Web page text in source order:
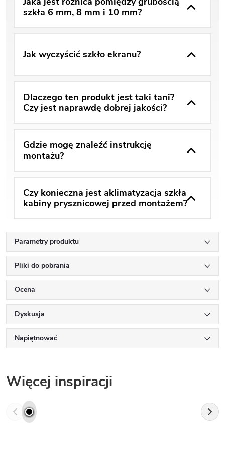
szkła 6 mm, 8 mm i 10 mm?
Jak wyczyścić szkło ekranu?
Dlaczego ten produkt jest taki tani?
Czy jest naprawdę dobrej jakości?
Gdzie mogę znaleźć instrukcję
montażu?
Czy konieczna jest aklimatyzacja szkła
kabiny prysznicowej przed montażem?
Parametry produktu
Pliki do pobrania
Ocena
Dyskusja
Napiętnować
Więcej inspiracji